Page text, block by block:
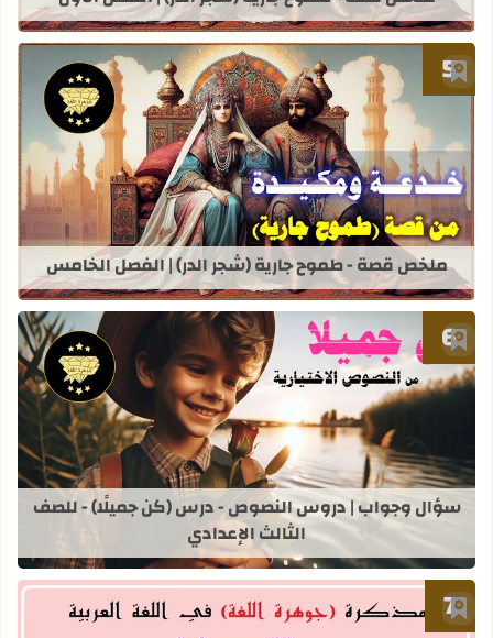
أضف إلى العلامات المرجعية
قراءة المزيد عن ملخص قصة - طموح
ملخص قصة - طموح جارية (شجر الدر) | الفصل الخامس
أضف إلى العلامات المرجعية
قراءة المزيد عن سؤال وجواب |
سؤال وجواب | دروس النصوص - درس (كن جميلًا) - للصف
الثالث الإعدادي
أضف إلى العلامات المرجعية